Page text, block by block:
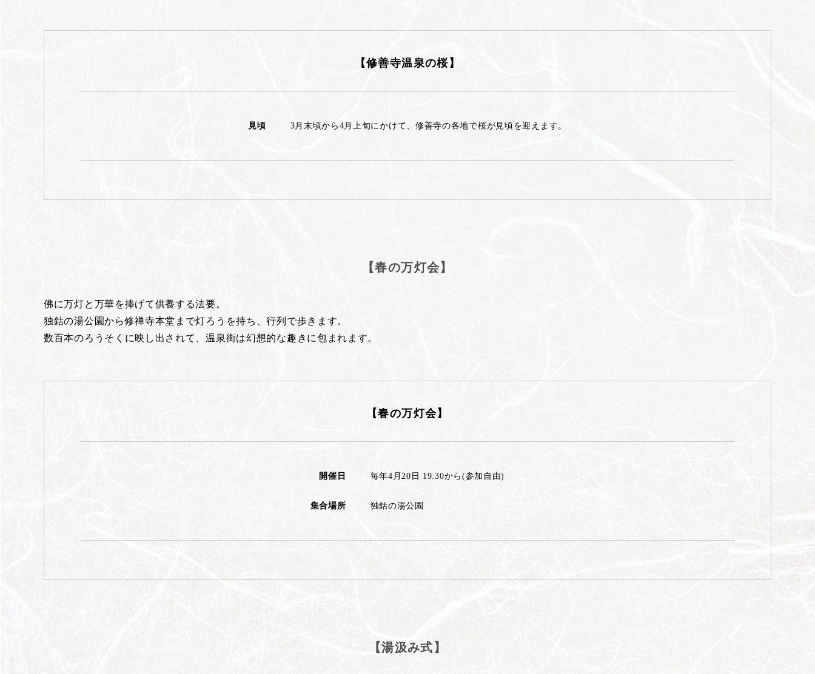
【修善寺温泉の桜】
見頃 3月末頃から4月上旬にかけて、修善寺の各地で桜が見頃を迎えます。
【春の万灯会】
佛に万灯と万華を捧げて供養する法要。
独鈷の湯公園から修禅寺本堂まで灯ろうを持ち、行列で歩きます。
数百本のろうそくに映し出されて、温泉街は幻想的な趣きに包まれます。
【春の万灯会】
開催日 毎年4月20日 19:30から(参加自由)
集合場所 独鈷の湯公園
【湯汲み式】